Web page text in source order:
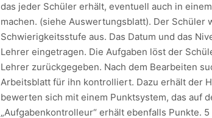
das jeder Schüler erhält, eventuell auch in
machen. (siehe Auswertungsblatt). Der
Schwierigkeitsstufe aus. Das Datum und das
Lehrer eingetragen. Die Aufgaben löst der
Lehrer zurückgegeben. Nach dem Bearbeiten
Arbeitsblatt für ihn kontrolliert. Dazu erhält der
bewerten sich mit einem Punktsystem, das auf
„Aufgabenkontrolleur“ erhält ebenfalls Punkte.